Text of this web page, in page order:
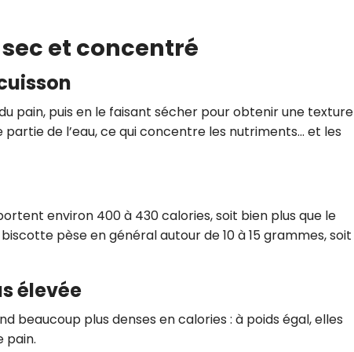
et concentré
pain, puis en le faisant sécher pour obtenir une texture
de l’eau, ce qui concentre les nutriments... et les
environ 400 à 430 calories, soit bien plus que le
pèse en général autour de 10 à 15 grammes, soit
élevée
beaucoup plus denses en calories : à poids égal, elles
pain.